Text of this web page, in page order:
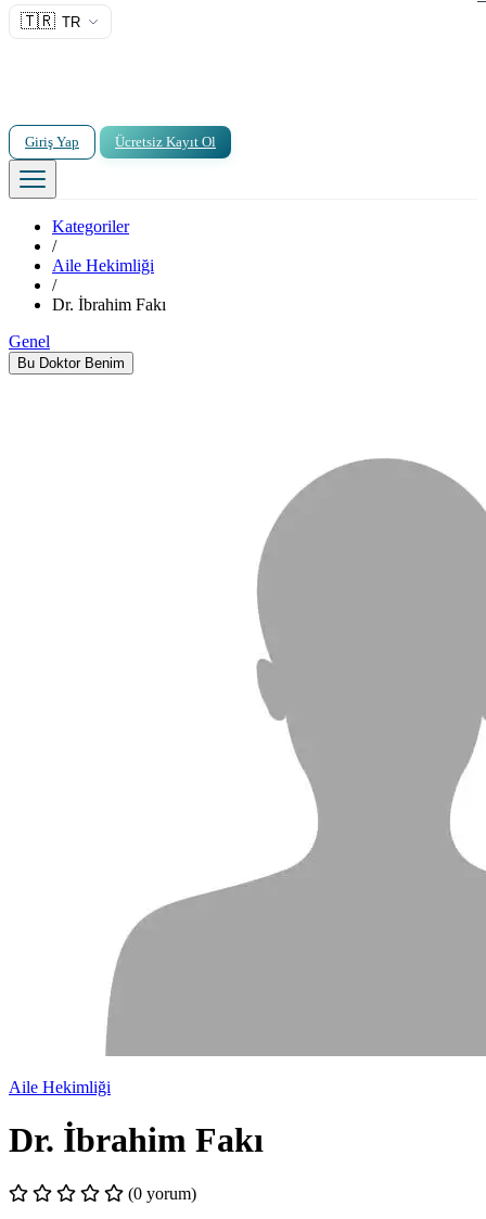
🇹🇷 TR
Giriş Yap Ücretsiz Kayıt Ol
Kategoriler
/
Aile Hekimliği
/
Dr. İbrahim Fakı
Genel
Bu Doktor Benim
Aile Hekimliği
Dr. İbrahim Fakı
(0 yorum)